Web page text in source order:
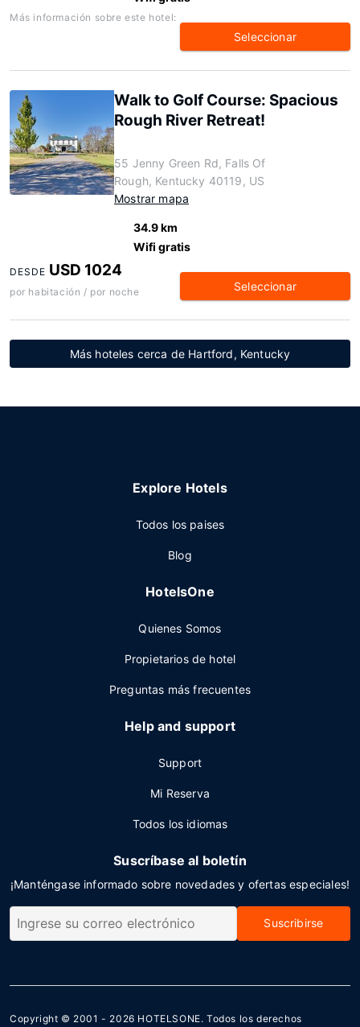
Más información sobre este hotel:
Seleccionar
Walk to Golf Course: Spacious
Rough River Retreat!
55 Jenny Green Rd, Falls Of
Rough, Kentucky 40119, US
Mostrar mapa
34.9 km
Wifi gratis
DESDE USD 1024
por habitación / por noche Seleccionar
Más hoteles cerca de Hartford, Kentucky
Explore Hotels
Todos los paises
Blog
HotelsOne
Quienes Somos
Propietarios de hotel
Preguntas más frecuentes
Help and support
Support
Mi Reserva
Todos los idiomas
Suscríbase al boletín
¡Manténgase informado sobre novedades y ofertas especiales!
Suscribirse
Copyright © 2001 - 2026 HOTELSONE. Todos los derechos